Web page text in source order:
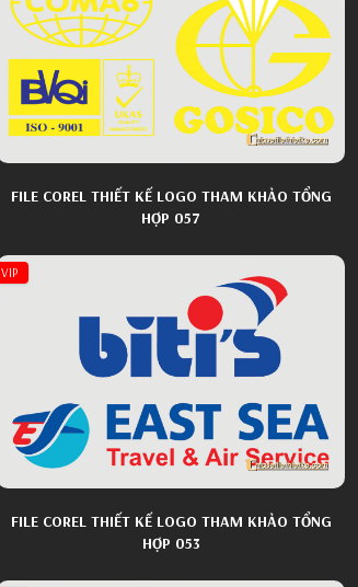
FILE COREL THIẾT KẾ LOGO THAM KHẢO TỔNG
HỢP 057
VIP
FILE COREL THIẾT KẾ LOGO THAM KHẢO TỔNG
HỢP 053